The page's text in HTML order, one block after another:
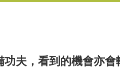
夫，看到的機會亦會